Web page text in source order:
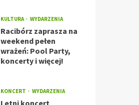
KULTURA WYDARZENIA
Racibórz zaprasza na
weekend pełen
wrażeń: Pool Party,
koncerty i więcej!
KONCERT WYDARZENIA
Letni koncert